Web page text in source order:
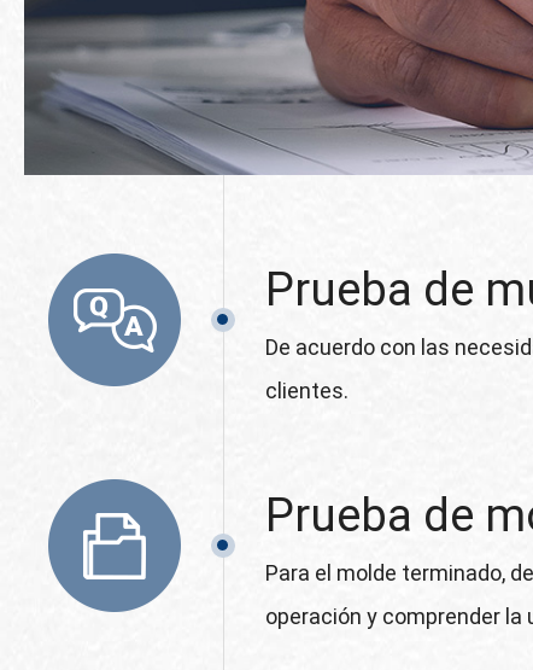
Prueba de
De acuerdo con las
clientes.
Prueba de
Para el molde terminado,
operación y comprender la